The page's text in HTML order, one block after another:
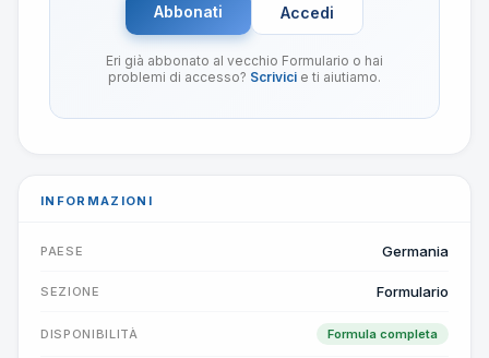
Abbonati Accedi
Eri già abbonato al vecchio Formulario o hai
problemi di accesso? Scrivici e ti aiutiamo.
INFORMAZIONI
PAESE Germania
SEZIONE Formulario
DISPONIBILITÀ Formula completa